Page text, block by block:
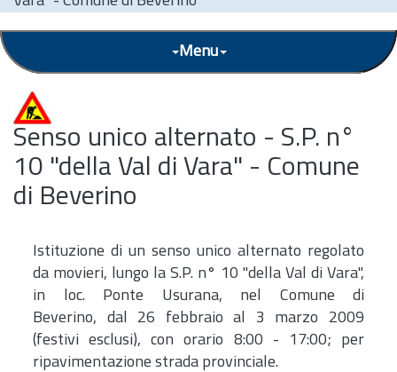
Menu
Senso unico alternato - S.P. n°
10 "della Val di Vara" - Comune
di Beverino
Istituzione di un senso unico alternato regolato
da movieri, lungo la S.P. n° 10 "della Val di Vara",
in loc. Ponte Usurana, nel Comune di
Beverino, dal 26 febbraio al 3 marzo 2009
(festivi esclusi), con orario 8:00 - 17:00; per
ripavimentazione strada provinciale.